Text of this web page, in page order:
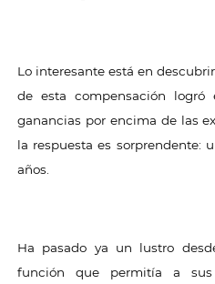
Lo interesante está en
de esta compensación logró
ganancias por encima de las
la respuesta es sorprendente:
años.
Ha pasado ya un lustro
función que permitía a sus